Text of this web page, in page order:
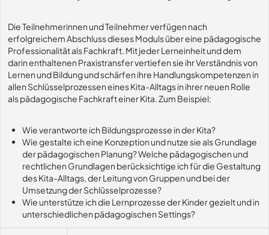
Die Teilnehmerinnen und Teilnehmer verfügen nach
erfolgreichem Abschluss dieses Moduls über eine pädagogische
Professionalität als Fachkraft. Mit jeder Lerneinheit und dem
darin enthaltenen Praxistransfer vertiefen sie ihr Verständnis von
Lernen und Bildung und schärfen ihre Handlungskompetenzen in
allen Schlüsselprozessen eines Kita-Alltags in ihrer neuen Rolle
als pädagogische Fachkraft einer Kita. Zum Beispiel:
Wie verantworte ich Bildungsprozesse in der Kita?
Wie gestalte ich eine Konzeption und nutze sie als Grundlage
der pädagogischen Planung? Welche pädagogischen und
rechtlichen Grundlagen berücksichtige ich für die Gestaltung
des Kita-Alltags, der Leitung von Gruppen und bei der
Umsetzung der Schlüsselprozesse?
Wie unterstütze ich die Lernprozesse der Kinder gezielt und in
unterschiedlichen pädagogischen Settings?